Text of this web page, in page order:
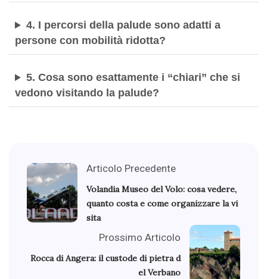
4. I percorsi della palude sono adatti a
persone con mobilità ridotta?
5. Cosa sono esattamente i “chiari” che si
vedono visitando la palude?
Articolo Precedente
Volandia Museo del Volo: cosa vedere,
quanto costa e come organizzare la vi
sita
Prossimo Articolo
Rocca di Angera: il custode di pietra d
el Verbano